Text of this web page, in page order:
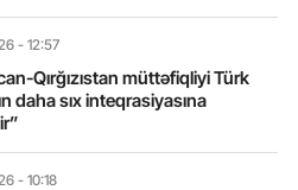
- 12:57
Qırğızıstan müttəfiqliyi Türk
daha sıx inteqrasiyasına
- 10:18